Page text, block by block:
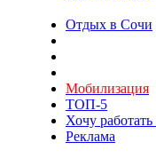
Отдых в Сочи
Мобилизация
ТОП-5
Хочу работать
Реклама